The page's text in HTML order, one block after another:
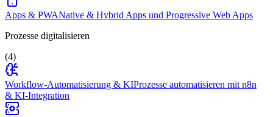
Apps & PWANative & Hybrid Apps und Progressive Web Apps
Prozesse digitalisieren
(4)
Workflow-Automatisierung & KIProzesse automatisieren mit n8n
& KI-Integration